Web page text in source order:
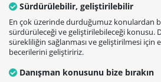
Sürdürülebilir, geliştirilebilir
En çok üzerinde durduğumuz konulardan
sürdürüleceği ve geliştirilebileceği konusu.
sürekliliğin sağlanması ve geliştirilmesi için
becerilerini geliştiririz.
Danışman konusunu bize bırakın